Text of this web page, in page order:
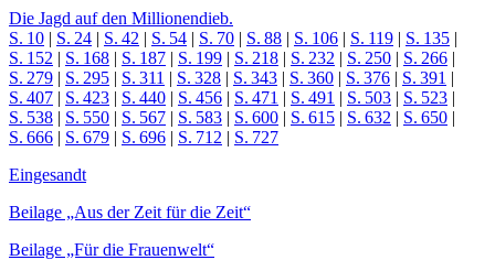
Die Jagd auf den Millionendieb.
S. 10 | S. 24 | S. 42 | S. 54 | S. 70 | S. 88 | S. 106 | S. 119 | S. 135 |
S. 152 | S. 168 | S. 187 | S. 199 | S. 218 | S. 232 | S. 250 | S. 266 |
S. 279 | S. 295 | S. 311 | S. 328 | S. 343 | S. 360 | S. 376 | S. 391 |
S. 407 | S. 423 | S. 440 | S. 456 | S. 471 | S. 491 | S. 503 | S. 523 |
S. 538 | S. 550 | S. 567 | S. 583 | S. 600 | S. 615 | S. 632 | S. 650 |
S. 666 | S. 679 | S. 696 | S. 712 | S. 727
Eingesandt
Beilage „Aus der Zeit für die Zeit“
Beilage „Für die Frauenwelt“